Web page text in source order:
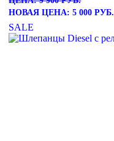
НОВАЯ ЦЕНА: 5 000 РУБ.
SALE